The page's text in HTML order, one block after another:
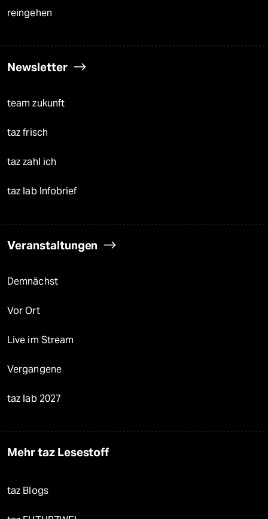
reingehen
Newsletter
team zukunft
taz frisch
taz zahl ich
taz lab Infobrief
Veranstaltungen
Demnächst
Vor Ort
Live im Stream
Vergangene
taz lab 2027
Mehr taz Lesestoff
taz Blogs